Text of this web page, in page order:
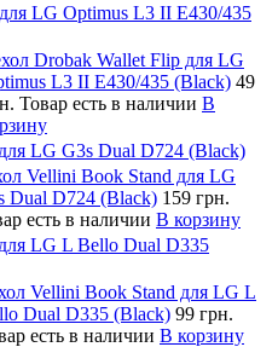
LG Optimus L3 II E430/435
Drobak Wallet Flip для LG
L3 II E430/435 (Black) 49
Товар есть в наличии В
LG G3s Dual D724 (Black)
Vellini Book Stand для LG
Dual D724 (Black) 159 грн.
есть в наличии В корзину
LG L Bello Dual D335
Vellini Book Stand для LG L
Dual D335 (Black) 99 грн.
есть в наличии В корзину